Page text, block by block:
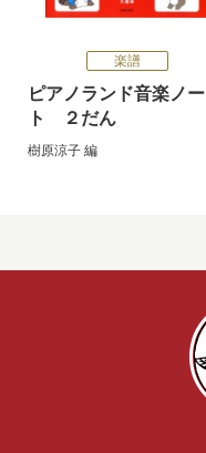
楽譜
ピアノランド音楽ノー
ト ２だん
樹原涼子 編